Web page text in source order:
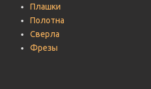
Плашки
Полотна
Сверла
Фрезы